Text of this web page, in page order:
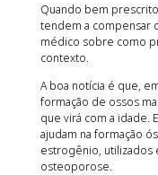
Quando bem
tendem a compensar
médico sobre como
contexto.
A boa notícia é que,
formação de ossos
que virá com a idade.
ajudam na formação
estrogênio, utilizados
osteoporose.